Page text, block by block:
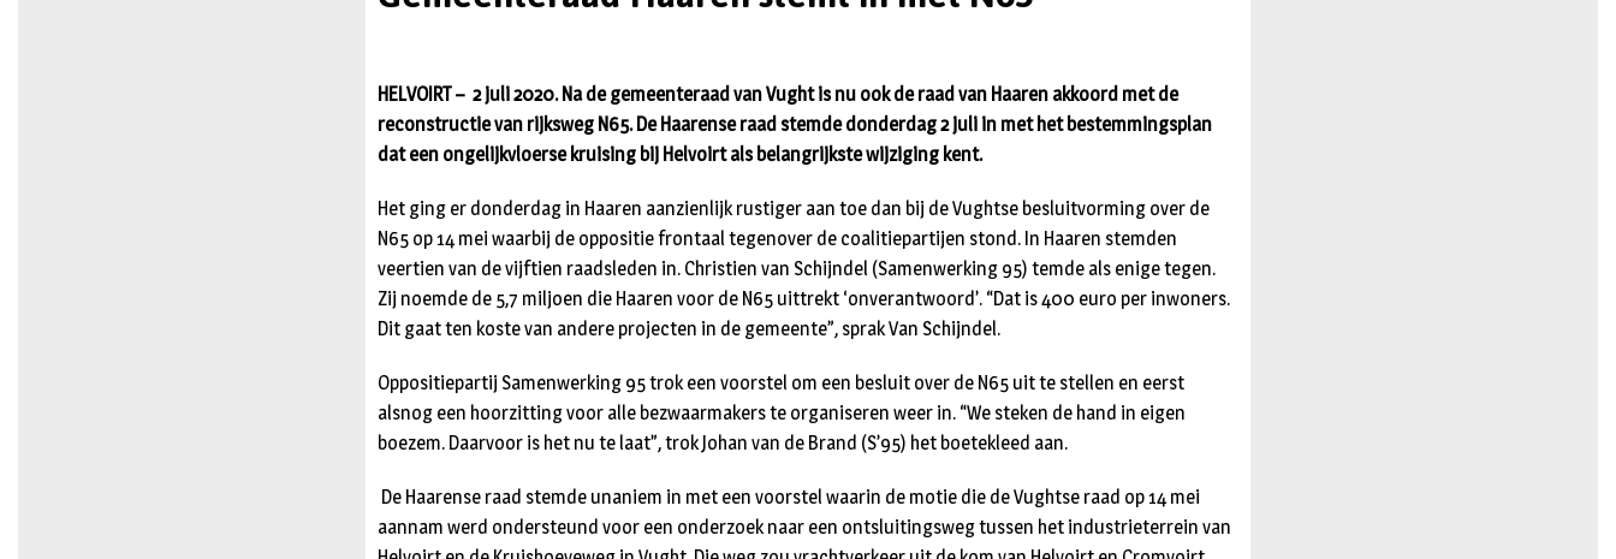
HELVOIRT – 2 juli 2020. Na de gemeenteraad van Vught is nu ook de raad van Haaren akkoord met de
reconstructie van rijksweg N65. De Haarense raad stemde donderdag 2 juli in met het bestemmingsplan
dat een ongelijkvloerse kruising bij Helvoirt als belangrijkste wijziging kent.
Het ging er donderdag in Haaren aanzienlijk rustiger aan toe dan bij de Vughtse besluitvorming over de
N65 op 14 mei waarbij de oppositie frontaal tegenover de coalitiepartijen stond. In Haaren stemden
veertien van de vijftien raadsleden in. Christien van Schijndel (Samenwerking 95) temde als enige tegen.
Zij noemde de 5,7 miljoen die Haaren voor de N65 uittrekt ‘onverantwoord’. “Dat is 400 euro per inwoners.
Dit gaat ten koste van andere projecten in de gemeente”, sprak Van Schijndel.
Oppositiepartij Samenwerking 95 trok een voorstel om een besluit over de N65 uit te stellen en eerst
alsnog een hoorzitting voor alle bezwaarmakers te organiseren weer in. “We steken de hand in eigen
boezem. Daarvoor is het nu te laat”, trok Johan van de Brand (S’95) het boetekleed aan.
De Haarense raad stemde unaniem in met een voorstel waarin de motie die de Vughtse raad op 14 mei
aannam werd ondersteund voor een onderzoek naar een ontsluitingsweg tussen het industrieterrein van